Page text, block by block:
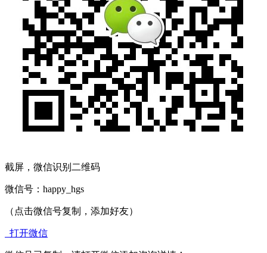
截屏，微信识别二维码
微信号： happy_hgs
（点击微信号复制，添加好友）
打开微信